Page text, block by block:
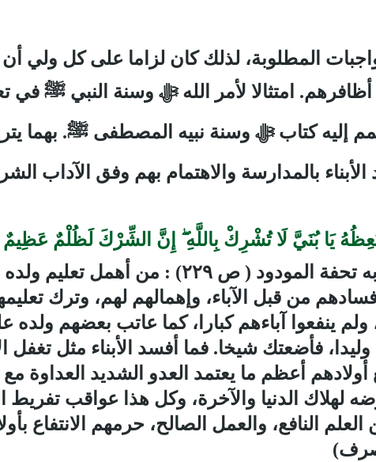
المطلوبة، لذلك كان لزاما على كل ولي
امتثالا لأمر الله ﷻ وسنة النبي ﷺ في
إليه كتاب ﷻ وسنة نبيه المصطفى ﷺ. بهما
الأبناء بالمدارسة والاهتمام بهم وفق الآداب
يَا بُنَيَّ لَا تُشْرِكْ بِاللَّهِ ۖ إِنَّ الشِّرْكَ لَظُلْمٌ
تحفة المودود ( ص ٢٢۹) : من أهمل تعليم ولده
فسادهم من قبل الآباء، وإهمالهم لهم، وترك
ينفعوا آباءهم كبارا، كما عاتب بعضهم ولده
فأضعتك شيخا. فما أفسد الأبناء مثل تغفل
مع أولادهم أعظم ما يعتمد العدو الشديد
لهلاك الدنيا والآخرة، وكل هذا عواقب تفريط
النافع، والعمل الصالح، حرمهم الانتفاع